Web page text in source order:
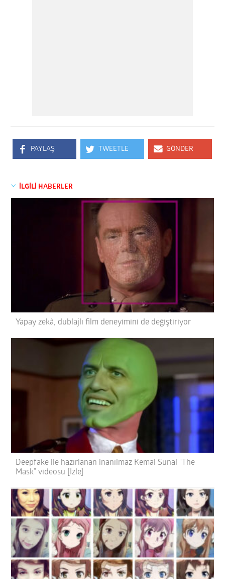
PAYLAŞ TWEETLE GÖNDER
İLGİLİ HABERLER
Yapay zekâ, dublajlı film deneyimini de değiştiriyor
Deepfake ile hazırlanan inanılmaz Kemal Sunal “The
Mask” videosu [İzle]